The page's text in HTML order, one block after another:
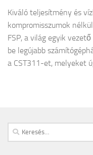
Kiváló teljesítmény és
kompromisszumok
FSP, a világ egyik
be legújabb
a CST311-et, melyeket
Keresés: